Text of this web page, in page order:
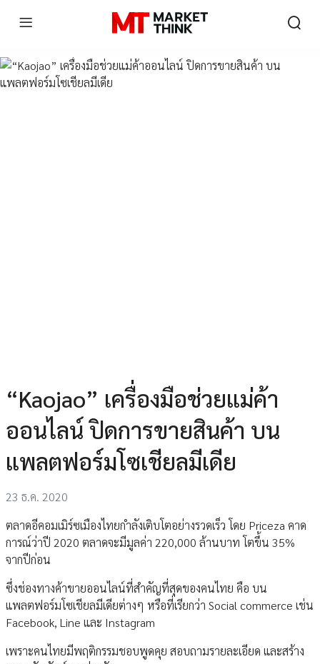
“Kaojao” เครื่องมือช่วยแม่ค้า
ออนไลน์ ปิดการขายสินค้า บน
แพลตฟอร์มโซเชียลมีเดีย
23 ธ.ค. 2020
ตลาดอีคอมเมิร์ซเมืองไทยกำลังเติบโตอย่างรวดเร็ว โดย Priceza คาด
การณ์ว่าปี 2020 ตลาดจะมีมูลค่า 220,000 ล้านบาท โตขึ้น 35%
จากปีก่อน
ซึ่งช่องทางค้าขายออนไลน์ที่สำคัญที่สุดของคนไทย คือ บน
แพลตฟอร์มโซเชียลมีเดียต่างๆ หรือที่เรียกว่า Social commerce เช่น
Facebook, Line และ Instagram
เพราะคนไทยมีพฤติกรรมชอบพูดคุย สอบถามรายละเอียด และสร้าง